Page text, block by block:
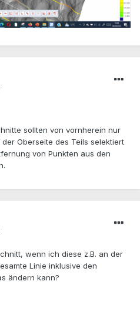
sollten von vornherein nur
Oberseite des Teils selektiert
von Punkten aus den
wenn ich diese z.B. an der
Linie inklusive den
ändern kann?